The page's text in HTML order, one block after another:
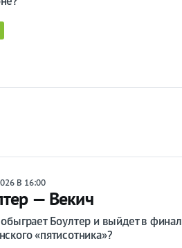
В 16:00
— Векич
Боултер и выйдет в финал
«пятисотника»?